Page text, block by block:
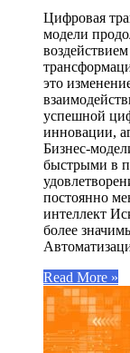
Цифровая
модели
это
успешной
инновации,
Бизнес-
быстрыми в
постоянно
интеллект
более
Read More »